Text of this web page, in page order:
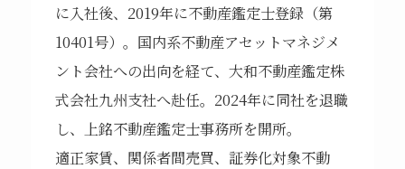
に入社後、2019年に不動産鑑定士登録（第
10401号）。国内系不動産アセットマネジメ
ント会社への出向を経て、大和不動産鑑定株
式会社九州支社へ赴任。2024年に同社を退職
し、上銘不動産鑑定士事務所を開所。
適正家賃、関係者間売買、証券化対象不動